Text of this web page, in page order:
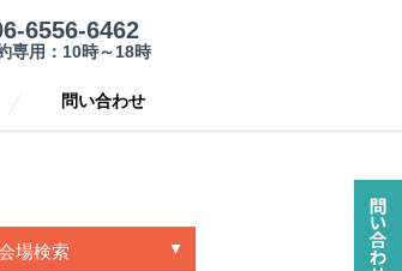
6556-6462
専用：10時～18時
問い合わせ
場検索